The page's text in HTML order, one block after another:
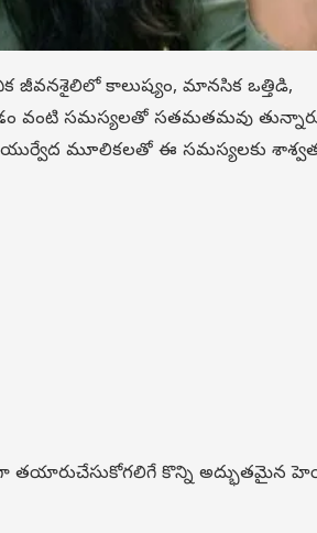
జీవనశైలిలో కాలుష్యం, మానసిక ఒత్తిడి,
వంటి సమస్యలతో సతమతమవు
మూలికలతో ఈ సమస్యలకు
తయారుచేసుకోగలిగే కొన్ని అద్భుతమైన